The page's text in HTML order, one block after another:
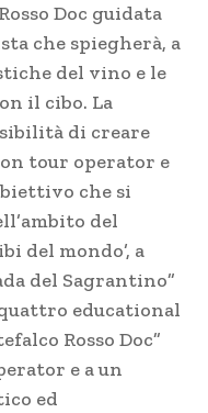
Doc guidata
che spiegherà, a
del vino e le
il cibo. La
di creare
tour operator e
che si
del
del mondo’, a
del Sagrantino”
educational
Rosso Doc”
e a un
ed